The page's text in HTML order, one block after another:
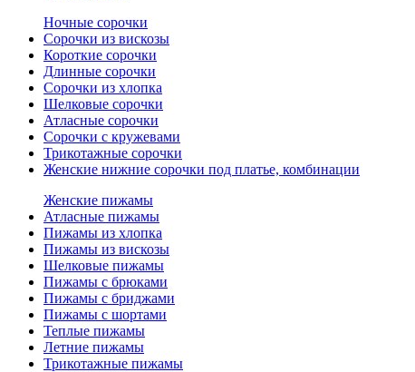
Ночные сорочки
Сорочки из вискозы
Короткие сорочки
Длинные сорочки
Сорочки из хлопка
Шелковые сорочки
Атласные сорочки
Сорочки с кружевами
Трикотажные сорочки
Женские нижние сорочки под платье, комбинации
Женские пижамы
Атласные пижамы
Пижамы из хлопка
Пижамы из вискозы
Шелковые пижамы
Пижамы с брюками
Пижамы с бриджами
Пижамы с шортами
Теплые пижамы
Летние пижамы
Трикотажные пижамы